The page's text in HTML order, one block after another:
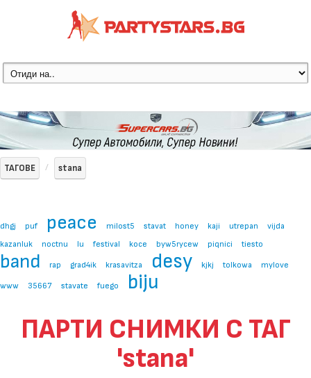
ТАГОВЕ stana
dhgj puf peace milost5 stavat honey kaji utrepan
vijda
kazanluk
noctnu lu festival koce byw5rycew piqnici tiesto
band rap grad4ik krasavitza desy kjkj tolkowa
mylove
www
35667 stavate fuego biju
ПАРТИ СНИМКИ С ТАГ
'stana'